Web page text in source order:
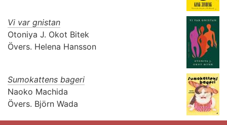
Vi var gnistan
Otoniya J. Okot Bitek
Övers. Helena Hansson
Sumokattens bageri
Naoko Machida
Övers. Björn Wada